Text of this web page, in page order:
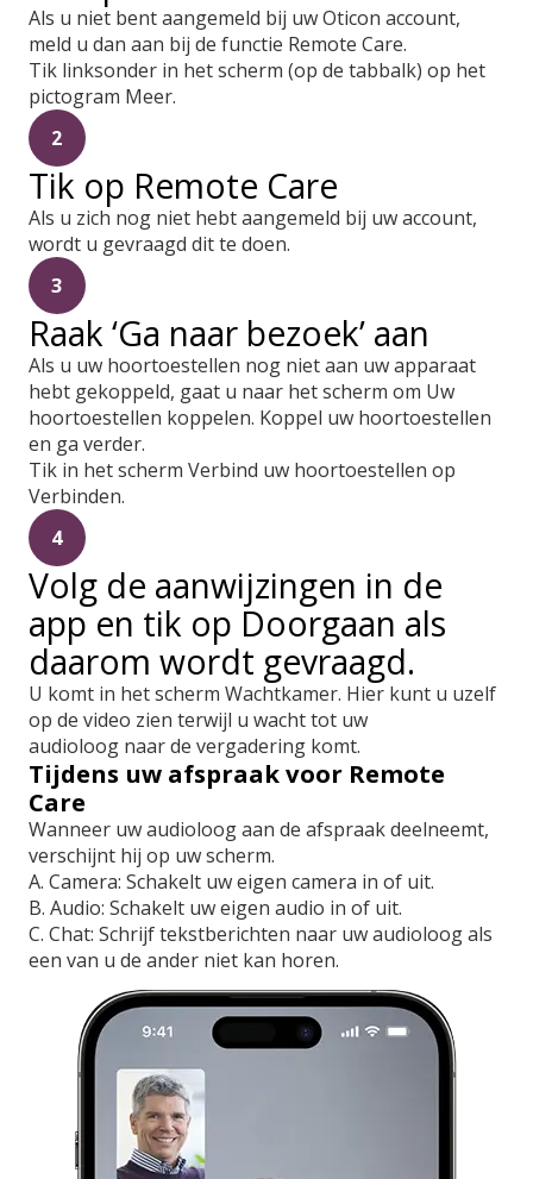
Als u niet bent aangemeld bij uw Oticon account,
meld u dan aan bij de functie Remote Care.
Tik linksonder in het scherm (op de tabbalk) op het
pictogram Meer.
2
Tik op Remote Care
Als u zich nog niet hebt aangemeld bij uw account,
wordt u gevraagd dit te doen.
3
Raak ‘Ga naar bezoek’ aan
Als u uw hoortoestellen nog niet aan uw apparaat
hebt gekoppeld, gaat u naar het scherm om Uw
hoortoestellen koppelen. Koppel uw hoortoestellen
en ga verder.
Tik in het scherm Verbind uw hoortoestellen op
Verbinden.
4
Volg de aanwijzingen in de
app en tik op Doorgaan als
daarom wordt gevraagd.
U komt in het scherm Wachtkamer. Hier kunt u uzelf
op de video zien terwijl u wacht tot uw
audioloog naar de vergadering komt.
Tijdens uw afspraak voor Remote
Care
Wanneer uw audioloog aan de afspraak deelneemt,
verschijnt hij op uw scherm.
A. Camera: Schakelt uw eigen camera in of uit.
B. Audio: Schakelt uw eigen audio in of uit.
C. Chat: Schrijf tekstberichten naar uw audioloog als
een van u de ander niet kan horen.